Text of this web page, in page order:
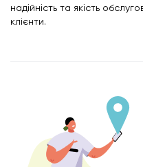
надійність та якість
клієнти.